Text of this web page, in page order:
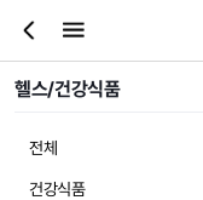
헬스/건강식품
전체
건강식품